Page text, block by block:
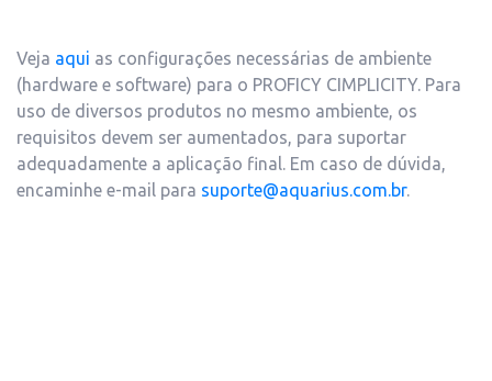
Veja aqui as configurações necessárias de ambiente
(hardware e software) para o PROFICY CIMPLICITY. Para
uso de diversos produtos no mesmo ambiente, os
requisitos devem ser aumentados, para suportar
adequadamente a aplicação final. Em caso de dúvida,
encaminhe e-mail para suporte@aquarius.com.br.